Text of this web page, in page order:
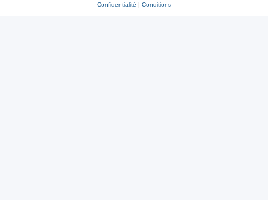
Confidentialité | Conditions